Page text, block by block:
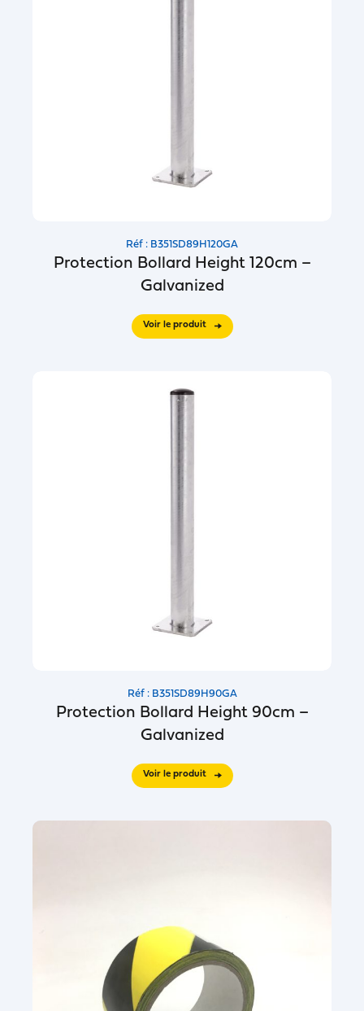
Réf : B351SD89H120GA
Protection Bollard Height 120cm –
Galvanized
Voir le produit
Réf : B351SD89H90GA
Protection Bollard Height 90cm –
Galvanized
Voir le produit